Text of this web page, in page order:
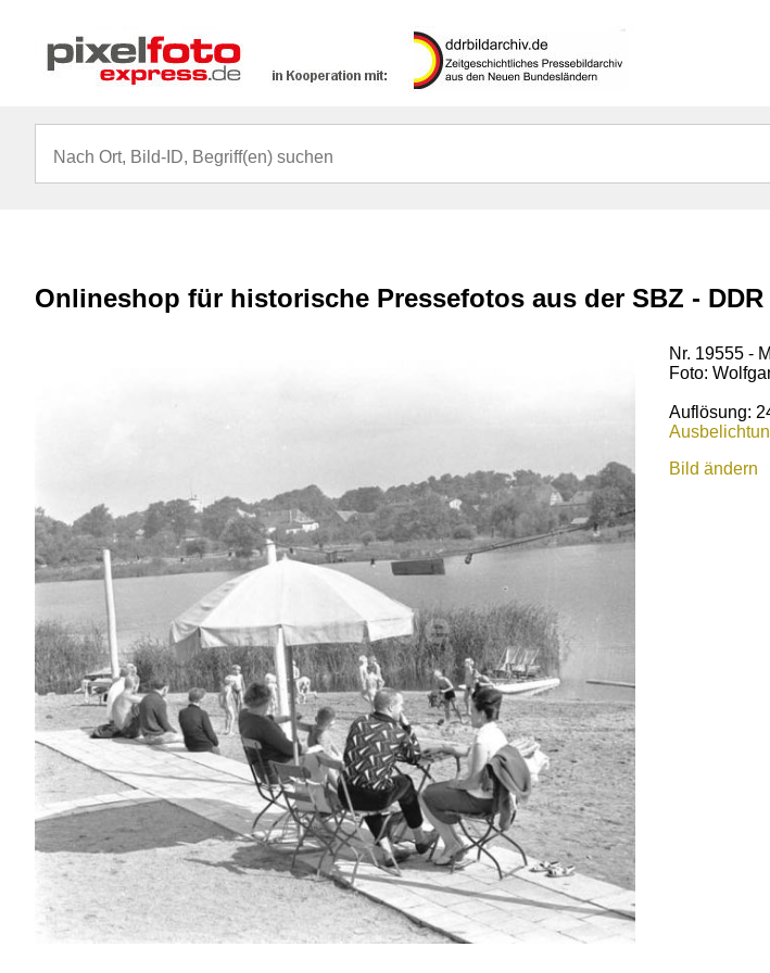
Onlineshop für historische Pressefotos aus der SBZ -
Nr. 19555 -
Foto:
Auflösung:
Bild ändern